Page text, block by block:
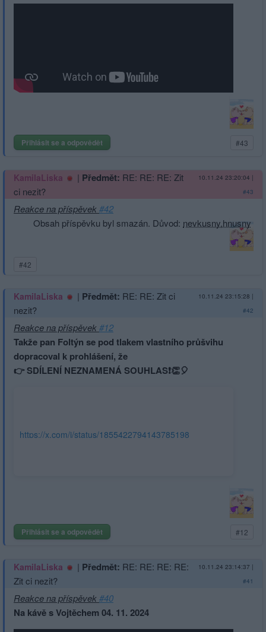
Přihlásit se a odpovědět #43
KamilaLiska | Předmět: RE: RE: RE: Zit
ci nezit?
10.11.24 23:20:04 |
#43
Reakce na příspěvek#42
Obsah příspěvku byl smazán. Důvod: nevkusny,hnusny
#42
KamilaLiska | Předmět: RE: RE: Zit ci
nezit?
10.11.24 23:15:28 |
#42
Reakce na příspěvek#12
Takže pan Foltýn se pod tlakem vlastního průšvihu
dopracoval k prohlášení, že
👉 SDÍLENÍ NEZNAMENÁ SOUHLAS❗️👏🎈
https://x.com/i/status/1855422794143785198
Přihlásit se a odpovědět #12
KamilaLiska | Předmět: RE: RE: RE: RE:
Zit ci nezit?
10.11.24 23:14:37 |
#41
Reakce na příspěvek#40
Na kávě s Vojtěchem 04. 11. 2024